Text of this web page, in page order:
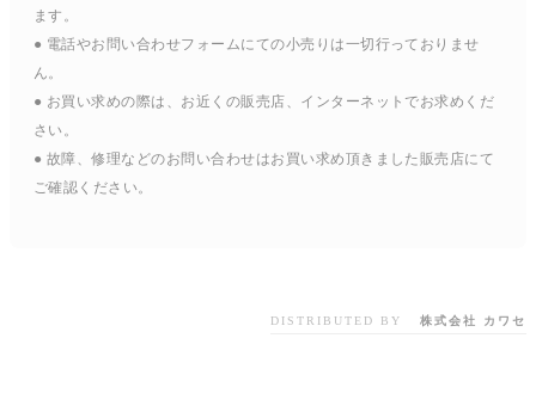
ます。
● 電話やお問い合わせフォームにての小売りは一切行っておりませ
ん。
● お買い求めの際は、お近くの販売店、インターネットでお求めくだ
さい。
● 故障、修理などのお問い合わせはお買い求め頂きました販売店にて
ご確認ください。
DISTRIBUTED BY 株式会社 カワセ